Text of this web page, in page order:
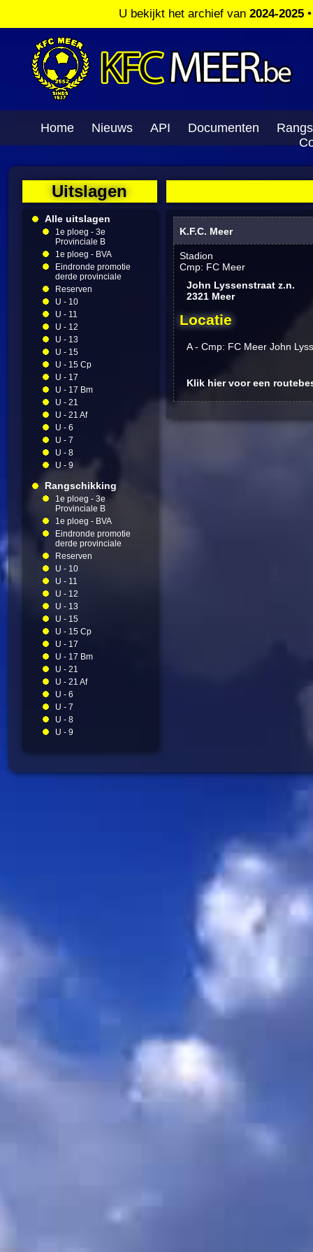
U bekijkt het archief van 2024-2025
Home Nieuws API Documenten
Uitslagen
Alle uitslagen
1e ploeg - 3e
Provinciale B
1e ploeg - BVA
Eindronde promotie
derde provinciale
Reserven
U - 10
U - 11
U - 12
U - 13
U - 15
U - 15 Cp
U - 17
U - 17 Bm
U - 21
U - 21 Af
U - 6
U - 7
U - 8
U - 9
Rangschikking
1e ploeg - 3e
Provinciale B
1e ploeg - BVA
Eindronde promotie
derde provinciale
Reserven
U - 10
U - 11
U - 12
U - 13
U - 15
U - 15 Cp
U - 17
U - 17 Bm
U - 21
U - 21 Af
U - 6
U - 7
U - 8
U - 9
K.F.C. Meer
Stadion
Cmp: FC Meer
John Lyssenstraat z.n.
2321 Meer
Locatie
A - Cmp: FC Meer John
Klik hier voor een